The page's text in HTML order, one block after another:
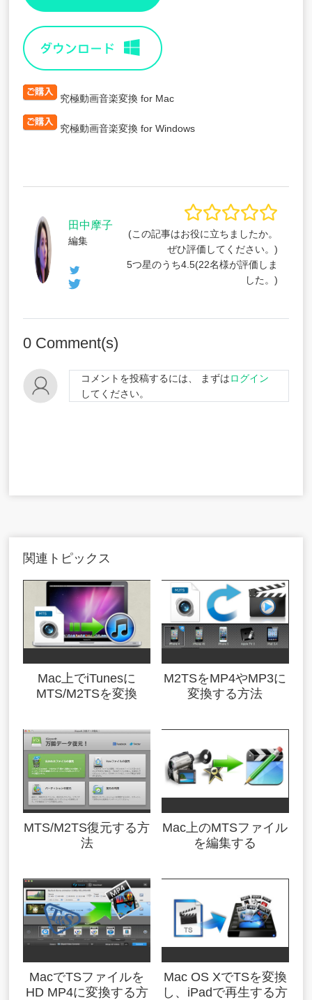
究極動画音楽変換 for Mac
究極動画音楽変換 for Windows
田中摩子
編集
(この記事はお役に立ちましたか。
ぜひ評価してください。)
5つ星のうち4.5(22名様が評価しま
した。)
0 Comment(s)
コメントを投稿するには、 まずはログイン
してください。
関連トピックス
Mac上でiTunesに
MTS/M2TSを変換
M2TSをMP4やMP3に
変換する方法
MTS/M2TS復元する方
法
Mac上のMTSファイル
を編集する
MacでTSファイルを
HD MP4に変換する方
Mac OS XでTSを変換
し、iPadで再生する方